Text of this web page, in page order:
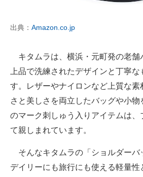
出典： Amazon.co.jp
キタムラは、横浜・元町発の老舗
上品で洗練されたデザインと丁寧
す。レザーやナイロンなど上質な素
さと美しさを両立したバッグや小物
のマーク刺しゅう入りアイテムは、
て親しまれています。
そんなキタムラの「ショルダーバ
デイリーにも旅行にも使える軽量性